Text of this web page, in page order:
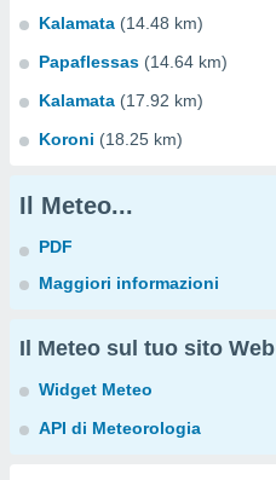
Kalamata (14.48 km)
Papaflessas (14.64 km)
Kalamata (17.92 km)
Koroni (18.25 km)
Il Meteo...
PDF
Maggiori informazioni
Il Meteo sul tuo sito Web
Widget Meteo
API di Meteorologia